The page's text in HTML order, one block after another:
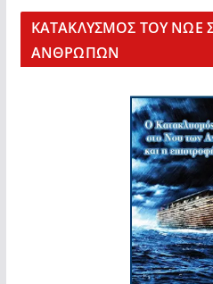
KΑΤΑΚΛΥΣΜΟΣ ΤΟΥ ΝΩΕ
ΑΝΘΡΩΠΩΝ